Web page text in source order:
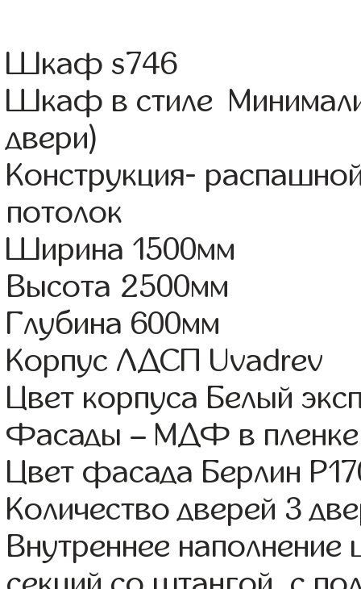
Шкаф s746
Шкаф в стиле
двери)
Конструкция-
потолок
Ширина 1500мм
Высота 2500мм
Глубина 600мм
Корпус ЛДСП Uvadrev
Цвет корпуса Белый
Фасады – МДФ в
Цвет фасада Берлин
Количество дверей 3
Внутреннее